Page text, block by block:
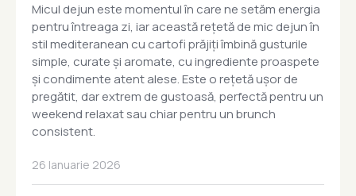
Micul dejun este momentul în care ne setăm energia
pentru întreaga zi, iar această rețetă de mic dejun în
stil mediteranean cu cartofi prăjiți îmbină gusturile
simple, curate și aromate, cu ingrediente proaspete
și condimente atent alese. Este o rețetă ușor de
pregătit, dar extrem de gustoasă, perfectă pentru un
weekend relaxat sau chiar pentru un brunch
consistent.
26 Ianuarie 2026